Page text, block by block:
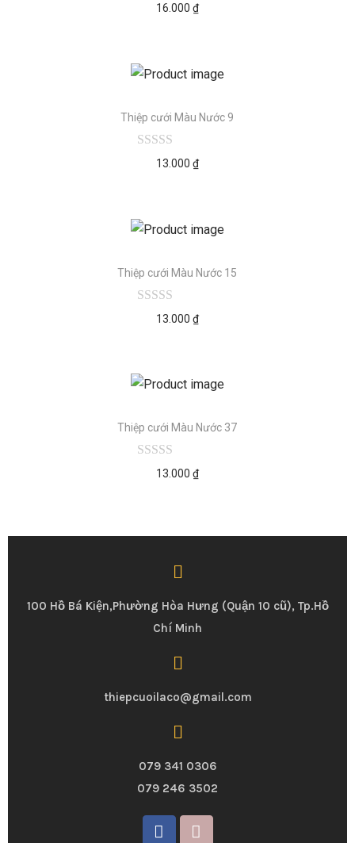
16.000 ₫
Thiệp cưới Màu Nước 9
13.000 ₫
Thiệp cưới Màu Nước 15
13.000 ₫
Thiệp cưới Màu Nước 37
13.000 ₫
100 Hồ Bá Kiện,Phường Hòa Hưng (Quận 10 cũ), Tp.Hồ
Chí Minh
thiepcuoilaco@gmail.com
079 341 0306
079 246 3502